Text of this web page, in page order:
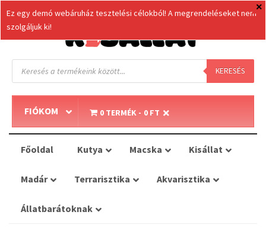
Products
search KERESÉS
FIÓKOM 0 TERMÉK 0 FT
Főoldal Kutya Macska Kisállat
Madár Terrarisztika Akvarisztika
Állatbarátoknak
Ez egy demó webáruház tesztelési célokból! A megrendeléseket nem
szolgáljuk ki!